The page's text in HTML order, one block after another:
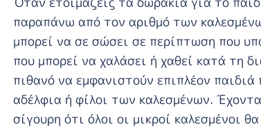
παραπάνω από τον αριθμό των
μπορεί να σε σώσει σε περίπτωση που
που μπορεί να χαλάσει ή χαθεί κατά τη
πιθανό να εμφανιστούν επιπλέον
αδέλφια ή φίλοι των καλεσμένων.
σίγουρη ότι όλοι οι μικροί καλεσμένοι